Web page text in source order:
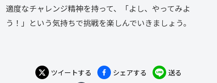
適度なチャレンジ精神を持って、「よし、やってみよ
う！」という気持ちで挑戦を楽しんでいきましょう。
ツイートする シェアする
送る